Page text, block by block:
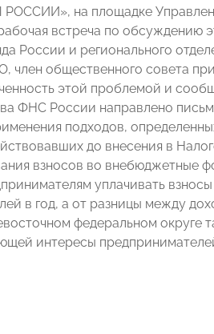
на площадке
встреча по обсуждению
России и регионального
член общественного совета
этой проблемой и
ФНС России направлено
подходов,
до внесения в
взносов во внебюджетные
уплачивать взносы
в год, а от разницы между
федеральном округе
интересы